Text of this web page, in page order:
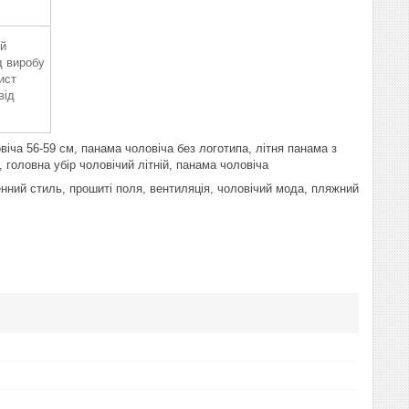
виробу
56-59 см, панама чоловіча без логотипа, літня панама з
убір чоловічий літній, панама чоловіча
стиль, прошиті поля, вентиляція, чоловічий мода, пляжний